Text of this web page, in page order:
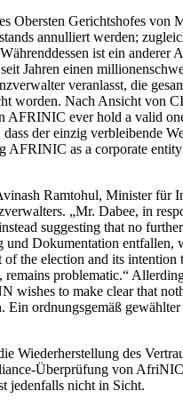
Obersten Gerichtshofes von
annulliert werden;
ist ein
Jahren einen
veranlasst, die
worden. Nach Ansicht von
AFRINIC ever hold a valid
der einzig verbleibende
as a corporate
Ramtohul, Minister für
„Mr. Dabee, in
suggesting that no
Dokumentation entfallen,
the election and its
problematic.“
to make clear that
ordnungsgemäß
Wiederherstellung des
Überprüfung von
jedenfalls nicht in Sicht.